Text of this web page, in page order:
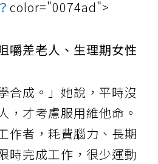
color="0074ad">
嚼差老人、生理期女性
合成。」她說，平時沒
，才考慮服用維他命。
作者，耗費腦力、長期
時完成工作，很少運動